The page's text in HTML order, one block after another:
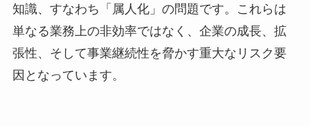
知識、すなわち「属人化」の問題です。これらは
単なる業務上の非効率ではなく、企業の成長、拡
張性、そして事業継続性を脅かす重大なリスク要
因となっています。